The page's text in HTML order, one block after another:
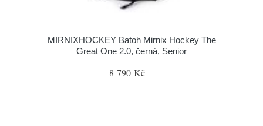
MIRNIXHOCKEY Batoh Mirnix Hockey The
Great One 2.0, černá, Senior
8 790 Kč